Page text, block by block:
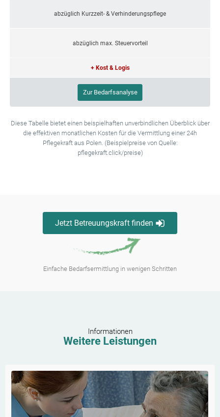
abzüglich Kurzzeit- & Verhinderungspflege
abzüglich max. Steuervorteil
+ Kost & Logis
Zur Bedarfsanalyse
Diese Tabelle bietet einen beispielhaften unverbindlichen Überblick über
die effektiven monatlichen Kosten für die Vermittlung einer 24h
Pflegekraft aus Polen. (Beispielpreise von Quelle:
pflegekraft.click/preise)
Jetzt Betreuungskraft finden
Einfache Bedarfsermittlung in wenigen Schritten
Informationen
Weitere Leistungen